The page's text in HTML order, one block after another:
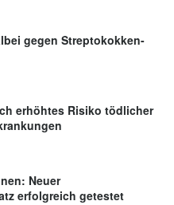
gegen Streptokokken-
erhöhtes Risiko tödlicher
Neuer
erfolgreich getestet